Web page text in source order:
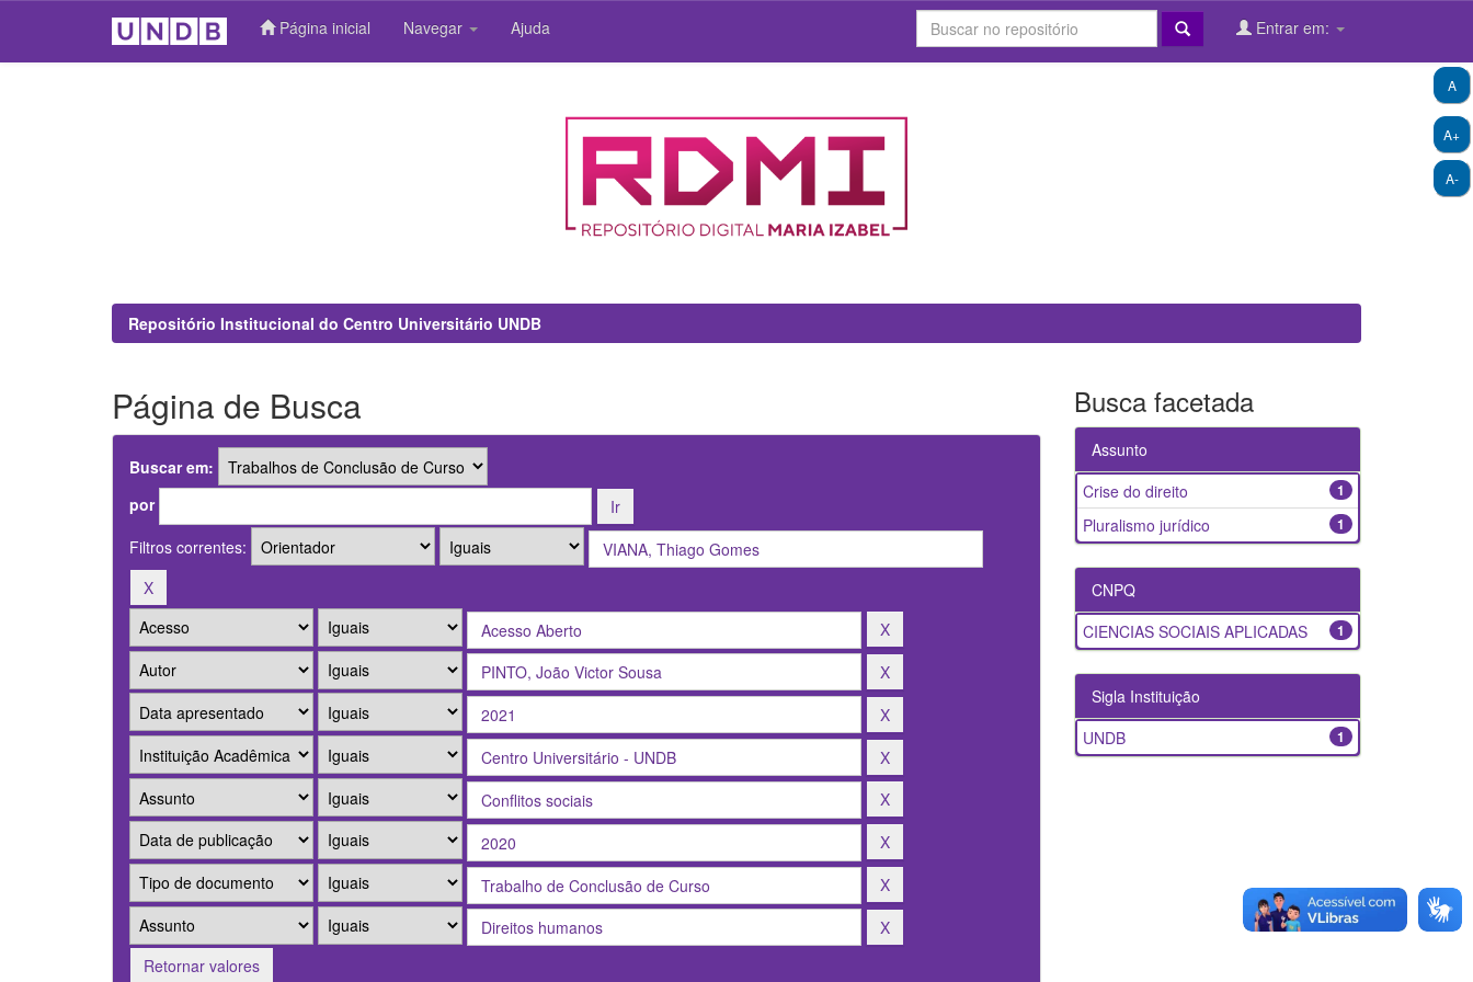
Página inicial Navegar Ajuda Entrar em:
A+
A-
A
Repositório Institucional do Centro Universitário UNDB
Página de Busca
Buscar em:
por
Filtros correntes:
Retornar valores
Busca facetada
Assunto
1
Crise do direito
1
Pluralismo jurídico
CNPQ
1
CIENCIAS SOCIAIS APLICADAS
Sigla Instituição
1
UNDB